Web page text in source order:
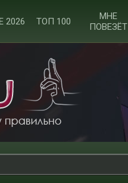
2026 ТОП 100
МНЕ
ПОВЕЗЁТ